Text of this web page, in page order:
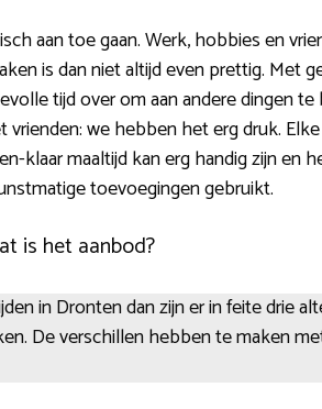
aan toe gaan. Werk, hobbies en
is dan niet altijd even prettig. Met
tijd over om aan andere dingen te
we hebben het erg druk.
klaar maaltijd kan erg handig zijn en
toevoegingen gebruikt.
is het aanbod?
in Dronten dan zijn er in feite drie
De verschillen hebben te maken